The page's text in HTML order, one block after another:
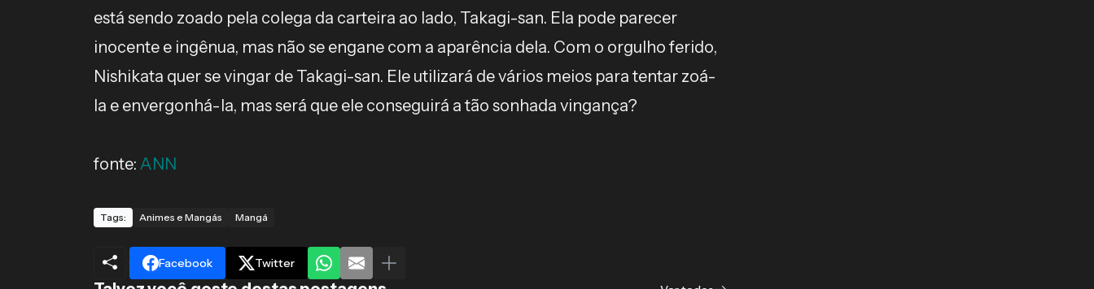
está sendo zoado pela colega da carteira ao lado, Takagi-san. Ela pode parecer
inocente e ingênua, mas não se engane com a aparência dela. Com o orgulho ferido,
Nishikata quer se vingar de Takagi-san. Ele utilizará de vários meios para tentar zoá-
la e envergonhá-la, mas será que ele conseguirá a tão sonhada vingança?
fonte: ANN
Tags: Animes e Mangás Mangá
Facebook Twitter